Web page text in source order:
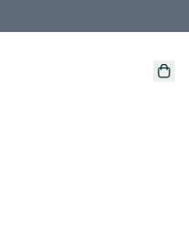
於 特定的送貨方式 )